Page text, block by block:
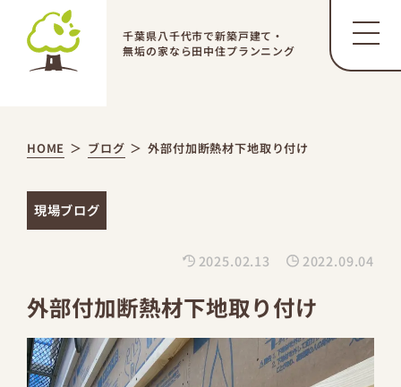
千葉県八千代市で新築戸建て・
無垢の家なら田中住プランニング
HOME ブログ 外部付加断熱材下地取り付け
現場ブログ
2025.02.13 2022.09.04
外部付加断熱材下地取り付け